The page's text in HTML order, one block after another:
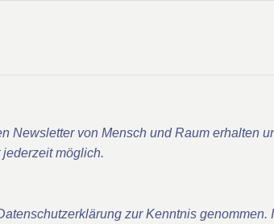
Newsletter von Mensch und Raum erhalten
möglich.
zur Kenntnis